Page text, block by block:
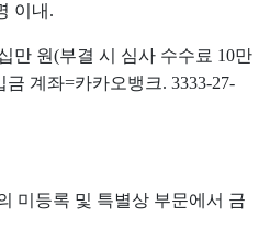
이내.
만 원(부결 시 심사 수수료 10만
금 계좌=카카오뱅크. 3333-27-
미등록 및 특별상 부문에서 금